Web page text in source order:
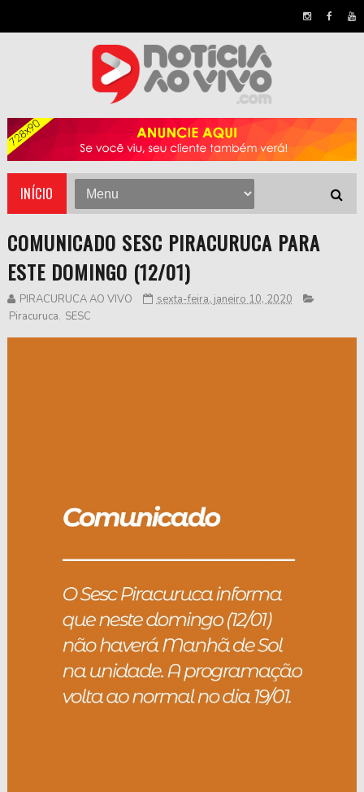
INÍCIO
COMUNICADO SESC PIRACURUCA PARA
ESTE DOMINGO (12/01)
PIRACURUCA AO VIVO
sexta-feira, janeiro 10, 2020
Piracuruca, SESC